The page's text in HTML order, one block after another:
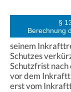
§
Berechnung
seinem
Schutzes
Schutzfrist nach
vor dem
erst vom